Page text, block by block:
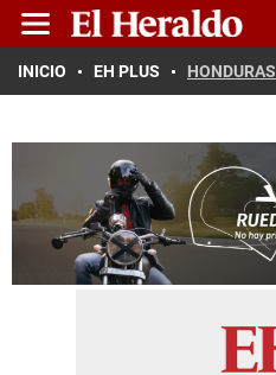
INICIO EH PLUS HONDURAS